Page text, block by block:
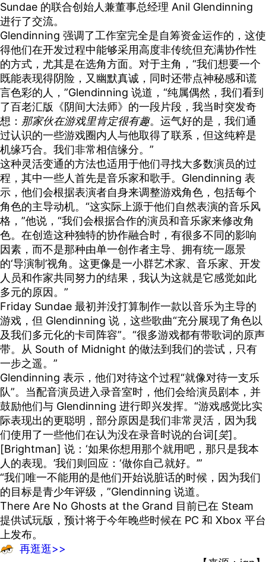
Sundae 的联合创始人兼董事总经理 Anil Glendinning
进行了交流。
Glendinning 强调了工作室完全是自筹资金运作的，这使
得他们在开发过程中能够采用高度非传统但充满协作性
的方式，尤其是在选角方面。对于主角，“我们想要一个
既能表现得阴险，又幽默真诚，同时还带点神秘感和谎
言色彩的人，”Glendinning 说道，“纯属偶然，我们看到
了百老汇版《阴间大法师》的一段片段，我当时突发奇
想： 那家伙在游戏里肯定很有趣。运气好的是，我们通
过认识的一些游戏圈内人与他取得了联系，但这纯粹是
机缘巧合。我们非常相信缘分。”
这种灵活变通的方法也适用于他们寻找大多数演员的过
程，其中一些人首先是音乐家和歌手。Glendinning 表
示，他们会根据表演者自身来调整游戏角色，包括每个
角色的主导动机。“这实际上源于他们自然表演的音乐风
格，”他说，“我们会根据合作的演员和音乐家来修改角
色。在创造这种独特的协作融合时，有很多不同的影响
因素，而不是那种由单一创作者主导、拥有统一愿景
的‘导演制’视角。这更像是一小群艺术家、音乐家、开发
人员和作家共同努力的结果，我认为这就是它感觉如此
多元的原因。”
Friday Sundae 最初并没打算制作一款以音乐为主导的
游戏，但 Glendinning 说，这些歌曲“充分展现了角色以
及我们多元化的卡司阵容”。“很多游戏都有带歌词的原声
带。从 South of Midnight 的做法到我们的尝试，只有
一步之遥。”
Glendinning 表示，他们对待这个过程“就像对待一支乐
队”。当配音演员进入录音室时，他们会给演员剧本，并
鼓励他们与 Glendinning 进行即兴发挥。“游戏感觉比实
际表现出的更聪明，部分原因是我们非常灵活，因为我
们使用了一些他们在认为没在录音时说的台词[笑]。
[Brightman] 说：‘如果你想用那个就用吧，那只是我本
人的表现。’我们则回应：‘做你自己就好。’”
“我们唯一不能用的是他们开始说脏话的时候，因为我们
的目标是青少年评级，”Glendinning 说道。
There Are No Ghosts at the Grand 目前已在 Steam
提供试玩版，预计将于今年晚些时候在 PC 和 Xbox 平台
上发布。
再逛逛>>